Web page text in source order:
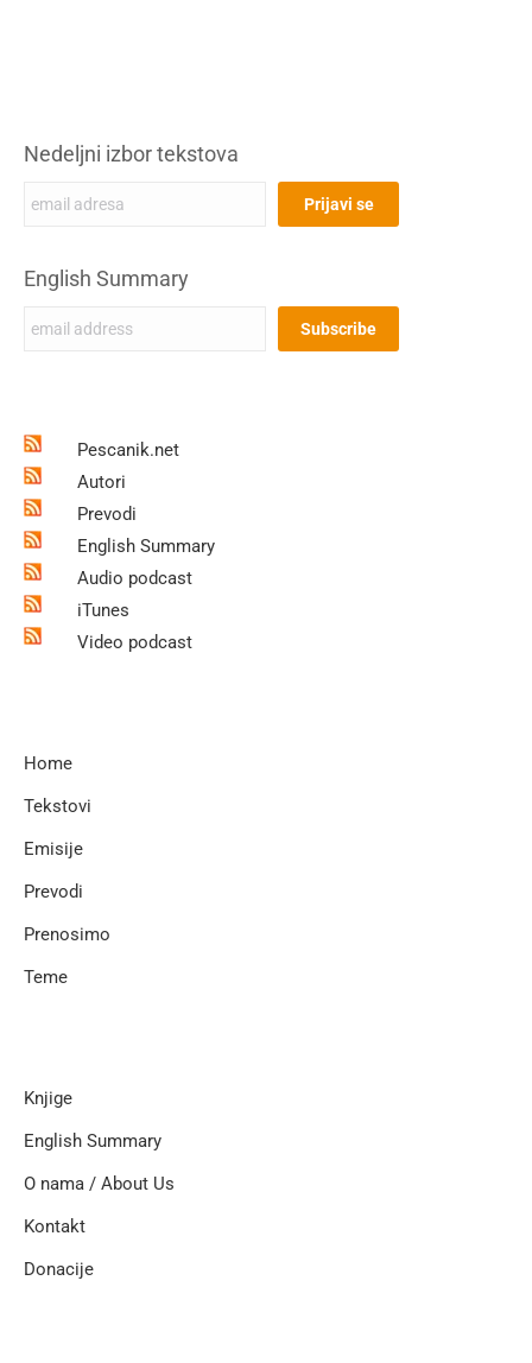
Nedeljni izbor tekstova
English Summary
Pescanik.net
Autori
Prevodi
English Summary
Audio podcast
iTunes
Video podcast
Home
Tekstovi
Emisije
Prevodi
Prenosimo
Teme
Knjige
English Summary
O nama / About Us
Kontakt
Donacije